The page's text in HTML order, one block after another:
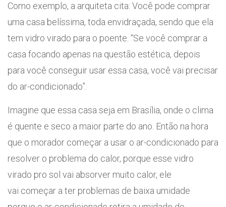
Como exemplo, a arquiteta cita: Você pode comprar
uma casa belíssima, toda envidraçada, sendo que ela
tem vidro virado para o poente. “Se você comprar a
casa focando apenas na questão estética, depois
para você conseguir usar essa casa, você vai precisar
do ar-condicionado”.
Imagine que essa casa seja em Brasília, onde o clima
é quente e seco a maior parte do ano. Então na hora
que o morador começar a usar o ar-condicionado para
resolver o problema do calor, porque esse vidro
virado pro sol vai absorver muito calor, ele
vai começar a ter problemas de baixa umidade